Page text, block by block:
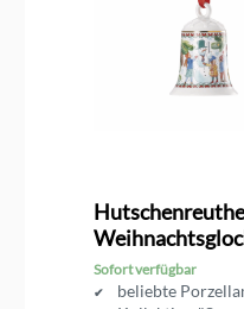
Sofort verfügbar
beliebte